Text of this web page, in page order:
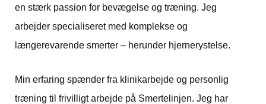
en stærk passion for bevægelse og træning. Jeg
arbejder specialiseret med komplekse og
længerevarende smerter – herunder hjernerystelse.
Min erfaring spænder fra klinikarbejde og personlig
træning til frivilligt arbejde på Smertelinjen. Jeg har